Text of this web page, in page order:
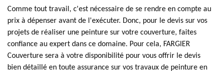
Comme tout travail, c'est nécessaire de se rendre en compte au
prix à dépenser avant de l'exécuter. Donc, pour le devis sur vos
projets de réaliser une peinture sur votre couverture, faites
confiance au expert dans ce domaine. Pour cela, FARGIER
Couverture sera à votre disponibilité pour vous offrir le devis
bien détaillé en toute assurance sur vos travaux de peinture en